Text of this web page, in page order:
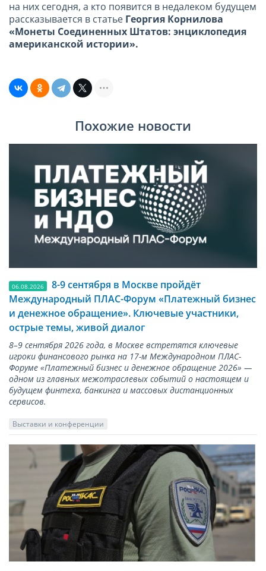
на них сегодня, а кто появится в недалеком будущем
рассказывается в статье Георгия Корнилова
«Монеты Соединенных Штатов: энциклопедия
американской истории».
Похожие новости
06.08.2026
8-9 сентября в Москве пройдёт
Международный ПЛАС-Форум «Платежный бизнес
и денежное обращение». Ключевые участники,
острые темы, живой диалог
8–9 сентября 2026 года, в Москве встретятся ключевые
игроки финансового рынка на 17-м Международном ПЛАС-
Форуме «Платежный бизнес и денежное обращение 2026» —
одном из главных межотраслевых событий о настоящем и
будущем финтеха, банкинга и массовых дистанционных
сервисов.
Выставки и конференции